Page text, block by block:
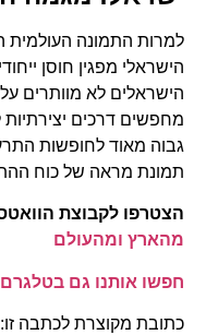
למרות התמונה העולמית
הישראלי מפגין חוסן
הישראלים לא מוותרים
מחפשים דרכים יצירתיות
גבוה מאוד לחופשות
תמונת מראה של כוח
הצטרפו לקבוצת
מהארץ ומהעולם
חפשו אותנו גם בטלגרם
כתובת מקוצרת לכתבה זו: